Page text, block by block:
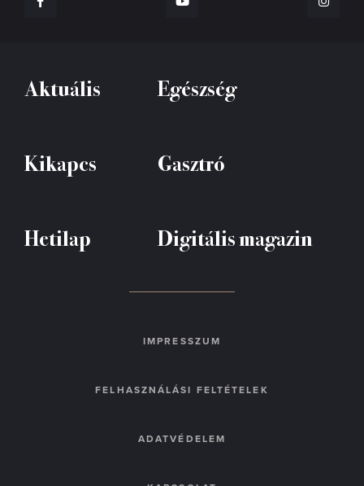
Aktuális Egészség
Kikapcs Gasztró
Hetilap Digitális magazin
IMPRESSZUM
FELHASZNÁLÁSI FELTÉTELEK
ADATVÉDELEM